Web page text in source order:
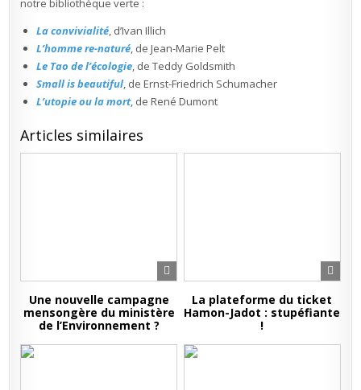
notre bibliothèque verte :
La convivialité, d’Ivan Illich
L’homme re-naturé, de Jean-Marie Pelt
Le Tao de l’écologie, de Teddy Goldsmith
Small is beautiful, de Ernst-Friedrich Schumacher
L’utopie ou la mort, de René Dumont
Articles similaires
Une nouvelle campagne
mensongère du ministère
de l’Environnement ?
La plateforme du ticket
Hamon-Jadot : stupéfiante
!